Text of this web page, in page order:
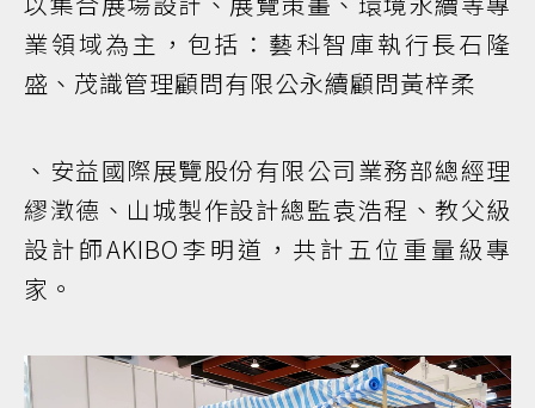
業領域為主，包括：藝科智庫執行長石隆
盛、茂識管理顧問有限公永續顧問黃梓柔
、安益國際展覽股份有限公司業務部總經理
繆澂德、山城製作設計總監袁浩程、教父級
設計師AKIBO李明道，共計五位重量級專
家。